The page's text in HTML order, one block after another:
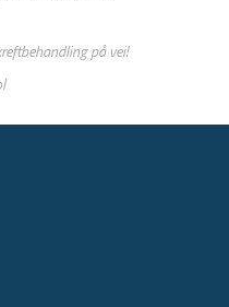
på vei!